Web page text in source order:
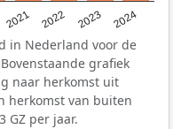
2021 2022 2023 2024
in Nederland voor de
grafiek
naar herkomst uit
herkomst van buiten
GZ per jaar.